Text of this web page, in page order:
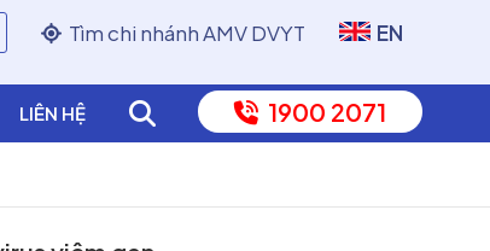
Tìm chi nhánh AMV DVYT EN
LIÊN HỆ 1900 2071